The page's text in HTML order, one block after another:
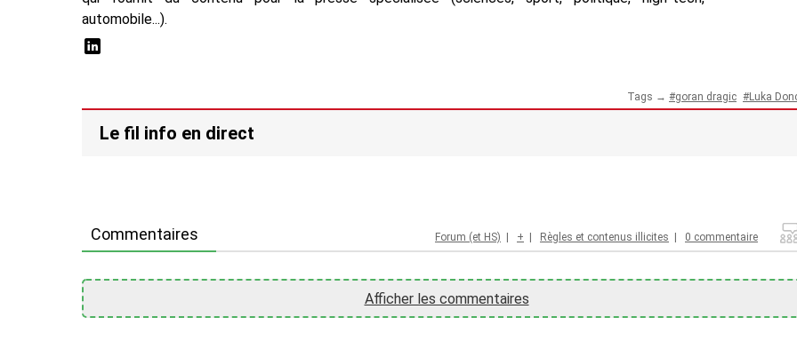
automobile...).
Tags → goran dragic Luka
Le fil info en direct
Commentaires Forum (et HS) + Règles et contenus illicites 0 commentaire
Afficher les commentaires